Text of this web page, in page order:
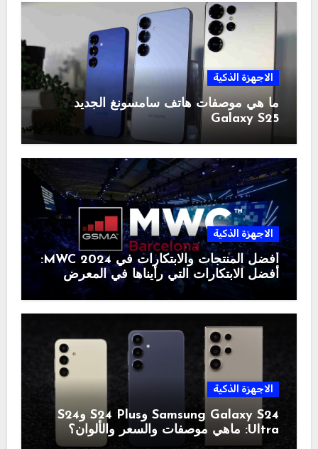
الاجهزة الذكية
ما هي موصفات هاتف سامسونغ الجديد
Galaxy S25
الاجهزة الذكية
أفضل المنتجات والابتكارات في MWC 2024:
أفضل الابتكارات التي رأيناها في المعرض
الاجهزة الذكية
Samsung Galaxy S24 وS24 Plus وS24
Ultra: ماهي موصفات والسعر والألوان؟